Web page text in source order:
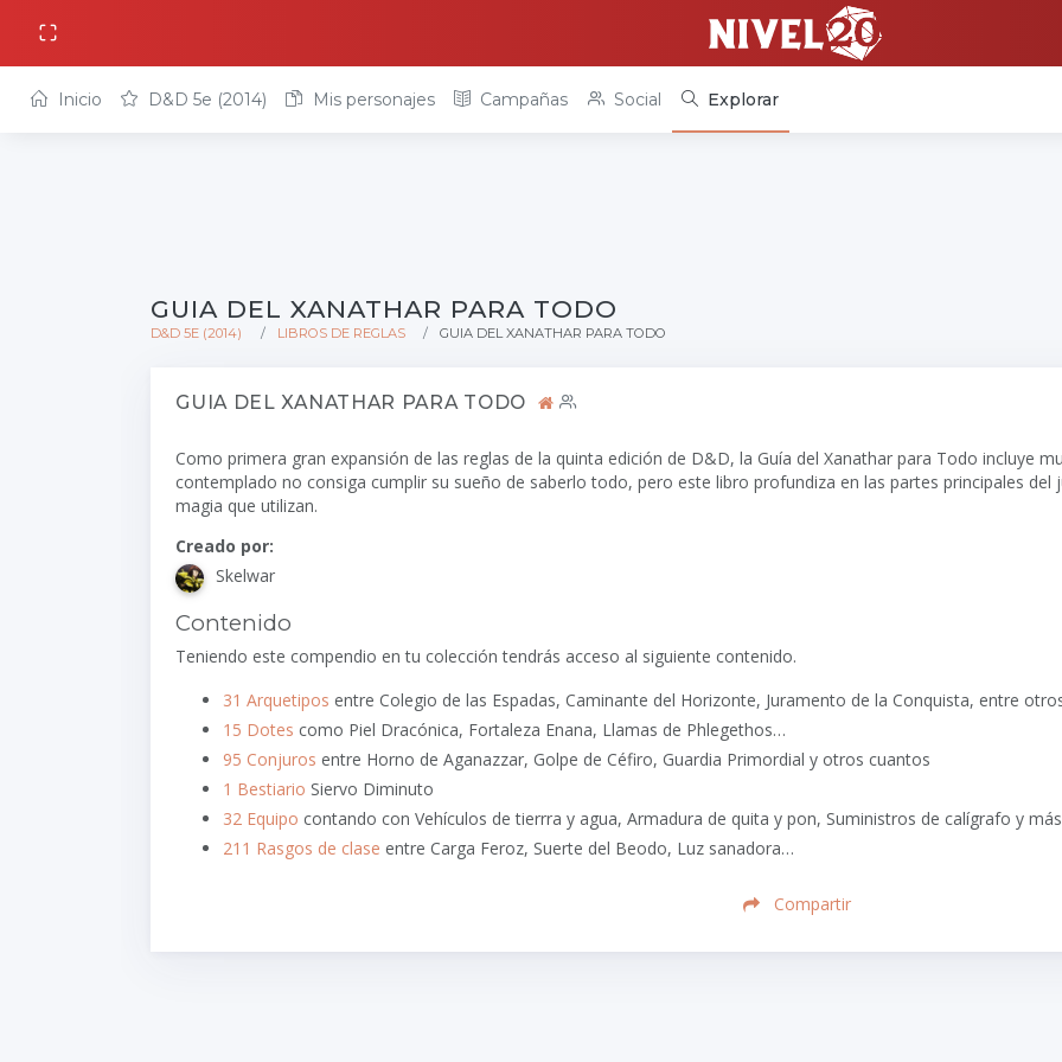
Inicio D&D 5e (2014) Mis personajes Campañas Social Explorar
GUIA DEL XANATHAR PARA TODO
D&D 5E (2014) LIBROS DE REGLAS GUIA DEL XANATHAR PARA TODO
GUIA DEL XANATHAR PARA TODO
Como primera gran expansión de las reglas de la quinta edición de D&D, la Guía del Xanathar para Todo incluye
contemplado no consiga cumplir su sueño de saberlo todo, pero este libro profundiza en las partes principales del
magia que utilizan.
Creado por:
Skelwar
Contenido
Teniendo este compendio en tu colección tendrás acceso al siguiente contenido.
31 Arquetipos entre Colegio de las Espadas, Caminante del Horizonte, Juramento de la Conquista, entre
15 Dotes como Piel Dracónica, Fortaleza Enana, Llamas de Phlegethos…
95 Conjuros entre Horno de Aganazzar, Golpe de Céfiro, Guardia Primordial y otros cuantos
1 Bestiario Siervo Diminuto
32 Equipo contando con Vehículos de tierrra y agua, Armadura de quita y pon, Suministros de calígrafo y más
211 Rasgos de clase entre Carga Feroz, Suerte del Beodo, Luz sanadora…
Compartir